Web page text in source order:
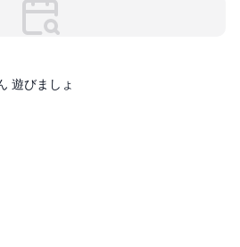
おじいちゃん おばあちゃん 遊びましょ